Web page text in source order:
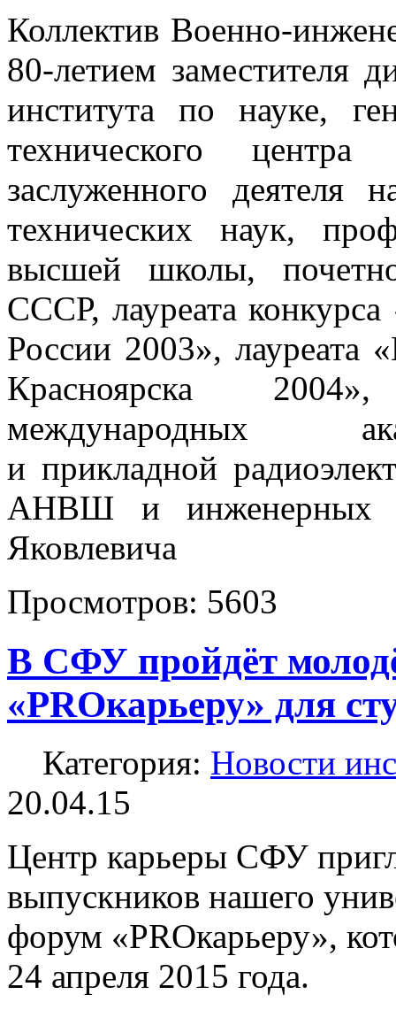
Коллектив Военно-
80-летием заместителя
института по науке,
технического центра
заслуженного
технических наук,
высшей школы,
СССР, лауреата
России 2003», лауреата
Красноярска
международных
и прикладной
АНВШ и инженерных
Яковлевича
Просмотров: 5603
В СФУ пройдёт
«PROкарьеру» для
Категория: Новости
20.04.15
Центр карьеры СФУ
выпускников нашего
форум «PROкарьеру»,
24 апреля 2015 года.